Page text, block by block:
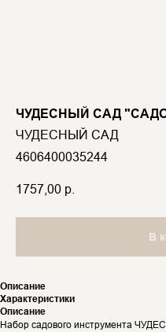
ЧУДЕСНЫЙ САД
ЧУДЕСНЫЙ САД
4606400035244
1757,00 р.
В
Описание
Характеристики
Описание
Набор садового инструмента